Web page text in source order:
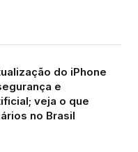
do iPhone
e
veja o que
no Brasil